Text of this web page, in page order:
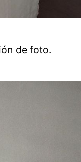
de foto.